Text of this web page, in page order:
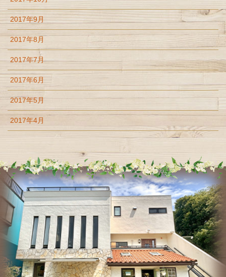
2017年9月
2017年8月
2017年7月
2017年6月
2017年5月
2017年4月